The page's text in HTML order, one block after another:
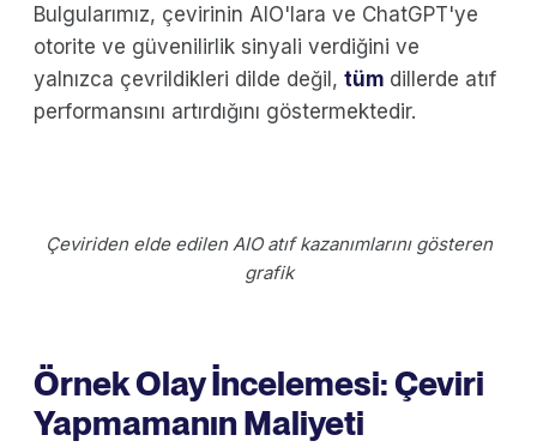
Bulgularımız, çevirinin AIO'lara ve ChatGPT'ye
otorite ve güvenilirlik sinyali verdiğini ve
yalnızca çevrildikleri dilde değil, tüm dillerde atıf
performansını artırdığını göstermektedir.
Çeviriden elde edilen AIO atıf kazanımlarını gösteren
grafik
Örnek Olay İncelemesi: Çeviri
Yapmamanın Maliyeti